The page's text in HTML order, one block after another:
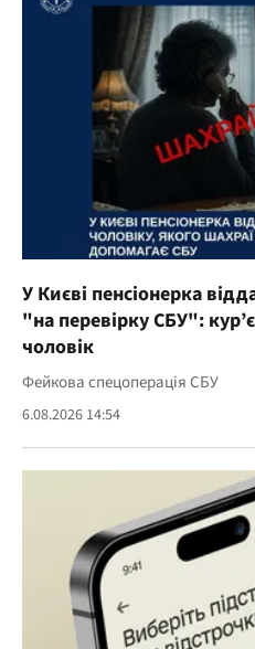
У Києві пенсіонерка
"на перевірку СБУ":
чоловік
Фейкова спецоперація СБУ
6.08.2026 14:54